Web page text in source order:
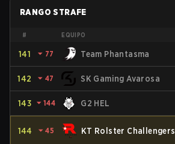
RANGO STRAFE
# EQUIPO
141 ⏷ 77 Team Phantasma
142 ⏷ 47 SK Gaming Avarosa
143 ⏷ 144 G2 HEL
144 ⏷ 45 KT Rolster Challengers